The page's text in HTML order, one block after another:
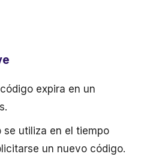
expira en un
se utiliza en el tiempo
un nuevo código.